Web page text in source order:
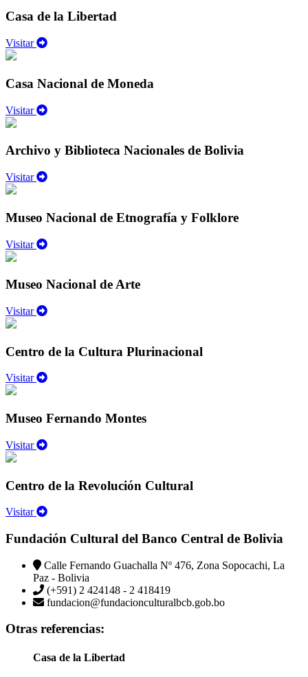
Casa de la Libertad
Visitar
Casa Nacional de Moneda
Visitar
Archivo y Biblioteca Nacionales de Bolivia
Visitar
Museo Nacional de Etnografía y Folklore
Visitar
Museo Nacional de Arte
Visitar
Centro de la Cultura Plurinacional
Visitar
Museo Fernando Montes
Visitar
Centro de la Revolución Cultural
Visitar
Fundación Cultural del Banco Central de Bolivia
Calle Fernando Guachalla Nº 476, Zona Sopocachi, La
Paz - Bolivia
(+591) 2 424148 - 2 418419
fundacion@fundacionculturalbcb.gob.bo
Otras referencias:
Casa de la Libertad